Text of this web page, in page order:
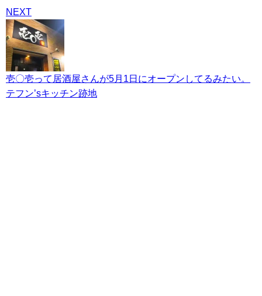
NEXT
壱〇壱って居酒屋さんが5月1日にオープンしてるみたい。
テフン’sキッチン跡地